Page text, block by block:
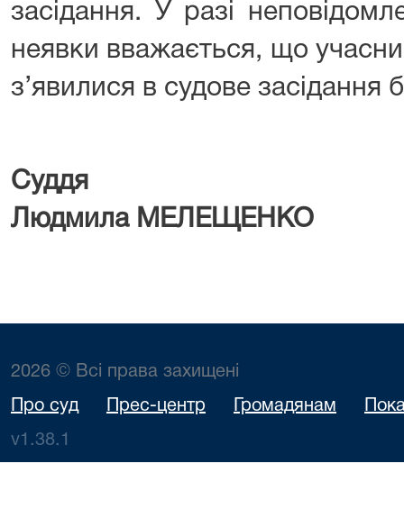
засідання. У разі
неявки вважається, що
з’явилися в судове
Людмила МЕЛЕЩЕНКО
2026 © Всі права захищені
Про суд Прес-центр Громадянам
v1.38.1